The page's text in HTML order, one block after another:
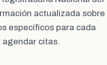
actualizada sobre
específicos para cada
agendar citas.